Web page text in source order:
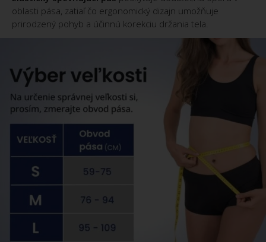
oblasti pása, zatiaľ čo ergonomický dizajn umožňuje
prirodzený pohyb a účinnú korekciu držania tela.